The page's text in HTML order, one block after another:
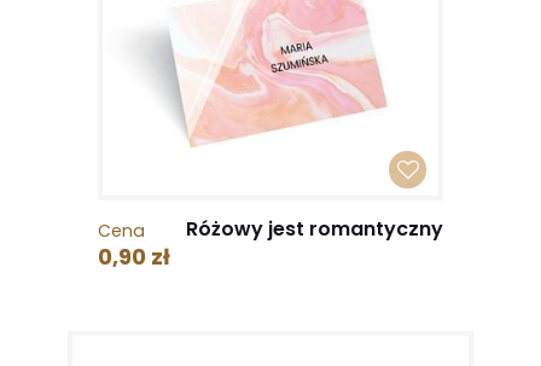
Cena
0,90 zł
Różowy jest romantyczny